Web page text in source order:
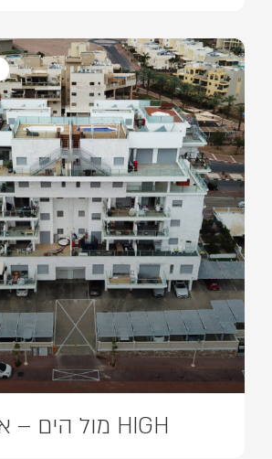
HIGH מול הים – אילת